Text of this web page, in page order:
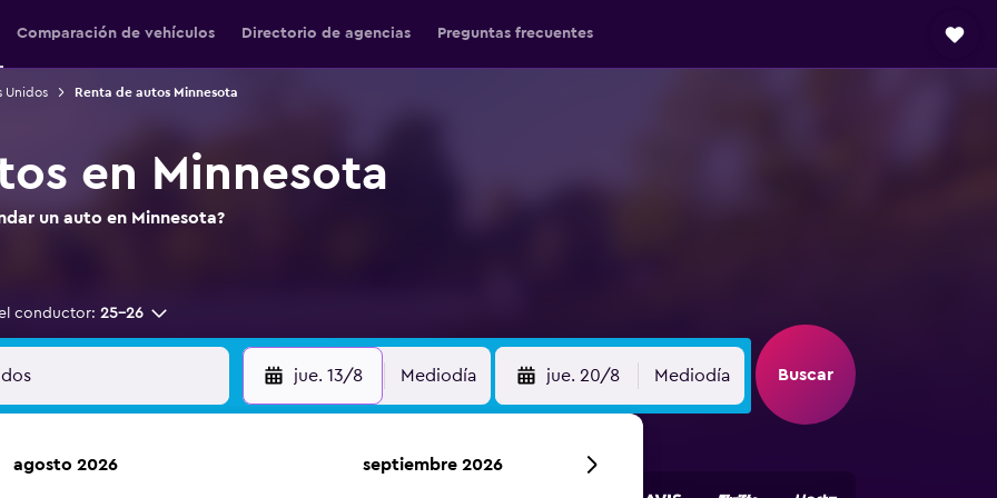
Comparación de vehículos Directorio de agencias Preguntas frecuentes
Unidos Renta de autos Minnesota
en Minnesota
un auto en Minnesota?
conductor: 25-26
jue. 13/8 Mediodía jue. 20/8 Mediodía Buscar
agosto 2026 septiembre 2026